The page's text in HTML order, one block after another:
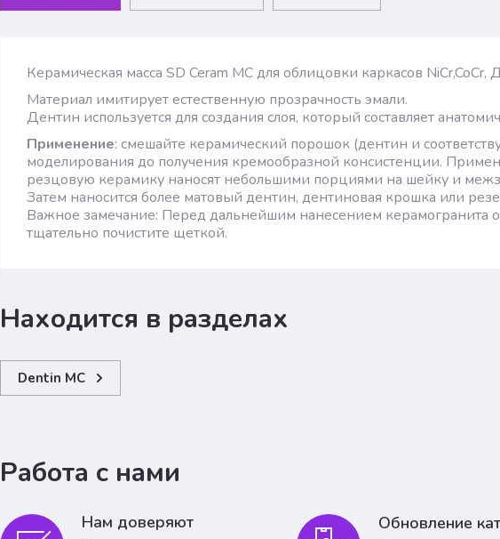
Керамическая масса SD Ceram MC для облицовки каркасов
Материал имитирует естественную прозрачность эмали.
Дентин используется для создания слоя, который составляет
Применение: смешайте керамический порошок (дентин и
моделирования до получения кремообразной консистенции.
резцовую керамику наносят небольшими порциями на шейку и
Затем наносится более матовый дентин, дентиновая крошка или
Важное замечание: Перед дальнейшим нанесением керамогранита
тщательно почистите щеткой.
Находится в разделах
Dentin MC
Работа с нами
Нам доверяют Обновление